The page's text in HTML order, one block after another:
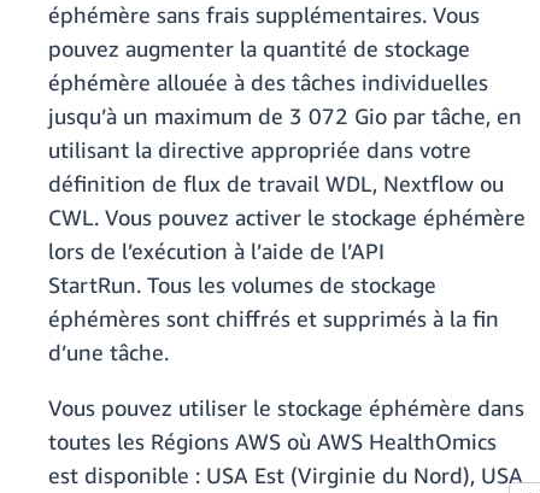
éphémère sans frais supplémentaires. Vous
pouvez augmenter la quantité de stockage
éphémère allouée à des tâches individuelles
jusqu’à un maximum de 3 072 Gio par tâche, en
utilisant la directive appropriée dans votre
définition de flux de travail WDL, Nextflow ou
CWL. Vous pouvez activer le stockage éphémère
lors de l’exécution à l’aide de l’API
StartRun. Tous les volumes de stockage
éphémères sont chiffrés et supprimés à la fin
d’une tâche.
Vous pouvez utiliser le stockage éphémère dans
toutes les Régions AWS où AWS HealthOmics
est disponible : USA Est (Virginie du Nord), USA